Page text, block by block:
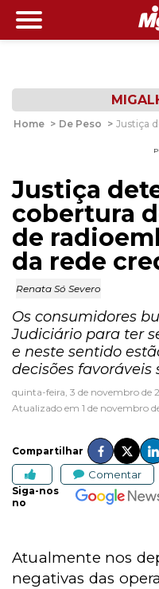
Home > De Peso > Justiça
Justiça
cobertura
de
da rede
Renata Só Severo
Os consumidores
Judiciário para ter
e neste sentido
decisões favoráveis
quinta-feira, 3 de novembro de
Atualizado em 1 de novembro
Compartilhar
Comentar
Siga-nos
no
Atualmente nos
negativas das